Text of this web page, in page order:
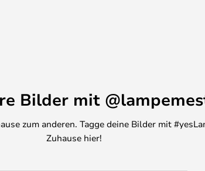
Bilder mit
zum anderen. Tagge deine Bilder mit
Zuhause hier!